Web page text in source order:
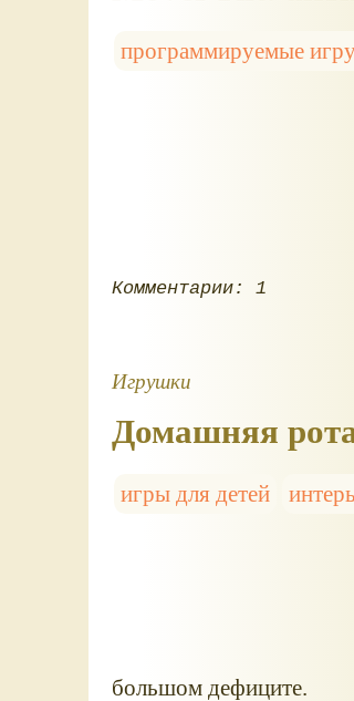
программируемые
Комментарии: 1
Игрушки
Домашняя
игры для детей
большом дефиците.